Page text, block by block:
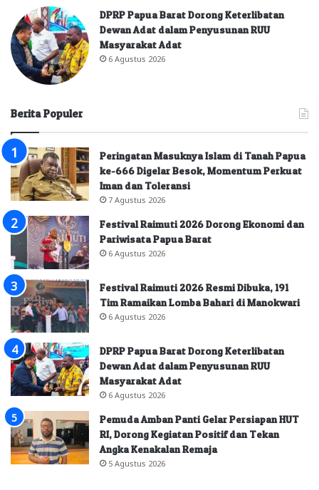
DPRP Papua Barat Dorong Keterlibatan
Dewan Adat dalam Penyusunan RUU
Masyarakat Adat
6 Agustus 2026
Berita Populer
Peringatan Masuknya Islam di Tanah Papua
ke-666 Digelar Besok, Momentum Perkuat
Iman dan Toleransi
7 Agustus 2026
Festival Raimuti 2026 Dorong Ekonomi dan
Pariwisata Papua Barat
6 Agustus 2026
Festival Raimuti 2026 Resmi Dibuka, 191
Tim Ramaikan Lomba Bahari di Manokwari
6 Agustus 2026
DPRP Papua Barat Dorong Keterlibatan
Dewan Adat dalam Penyusunan RUU
Masyarakat Adat
6 Agustus 2026
Pemuda Amban Panti Gelar Persiapan HUT
RI, Dorong Kegiatan Positif dan Tekan
Angka Kenakalan Remaja
5 Agustus 2026